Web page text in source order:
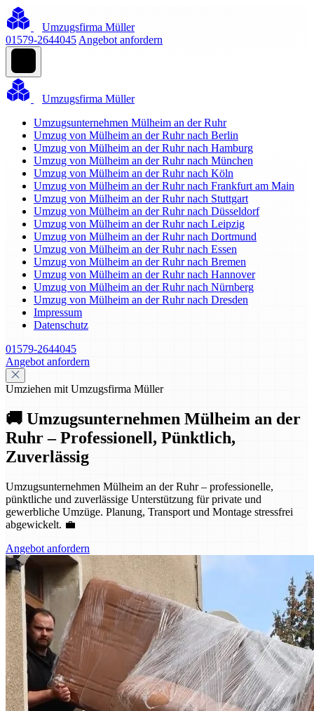
Umzugsfirma Müller
01579-2644045 Angebot anfordern
Umzugsfirma Müller
Umzugsunternehmen Mülheim an der Ruhr
Umzug von Mülheim an der Ruhr nach Berlin
Umzug von Mülheim an der Ruhr nach Hamburg
Umzug von Mülheim an der Ruhr nach München
Umzug von Mülheim an der Ruhr nach Köln
Umzug von Mülheim an der Ruhr nach Frankfurt am Main
Umzug von Mülheim an der Ruhr nach Stuttgart
Umzug von Mülheim an der Ruhr nach Düsseldorf
Umzug von Mülheim an der Ruhr nach Leipzig
Umzug von Mülheim an der Ruhr nach Dortmund
Umzug von Mülheim an der Ruhr nach Essen
Umzug von Mülheim an der Ruhr nach Bremen
Umzug von Mülheim an der Ruhr nach Hannover
Umzug von Mülheim an der Ruhr nach Nürnberg
Umzug von Mülheim an der Ruhr nach Dresden
Impressum
Datenschutz
01579-2644045
Angebot anfordern
Umziehen mit Umzugsfirma Müller
🚚 Umzugsunternehmen Mülheim an der
Ruhr – Professionell, Pünktlich,
Zuverlässig
Umzugsunternehmen Mülheim an der Ruhr – professionelle,
pünktliche und zuverlässige Unterstützung für private und
gewerbliche Umzüge. Planung, Transport und Montage stressfrei
abgewickelt. 💼
Angebot anfordern